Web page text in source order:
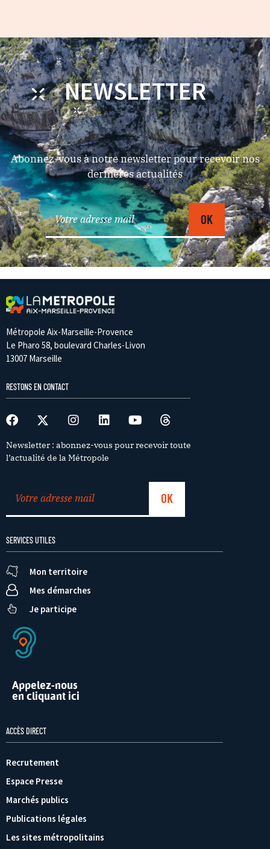
NEWSLETTER
Abonnez-vous à notre newsletter pour recevoir nos
dernières actualités
Métropole Aix-Marseille-Provence
Le Pharo 58, boulevard Charles-Livon
13007 Marseille
RESTONS EN CONTACT
Newsletter : abonnez-vous pour recevoir toute
l’actualité de la Métropole
SERVICES UTILES
Mon territoire
Mes démarches
Je participe
Appelez-nous
en cliquant ici
ACCÈS DIRECT
Recrutement
Espace Presse
Marchés publics
Publications légales
Les sites métropolitains